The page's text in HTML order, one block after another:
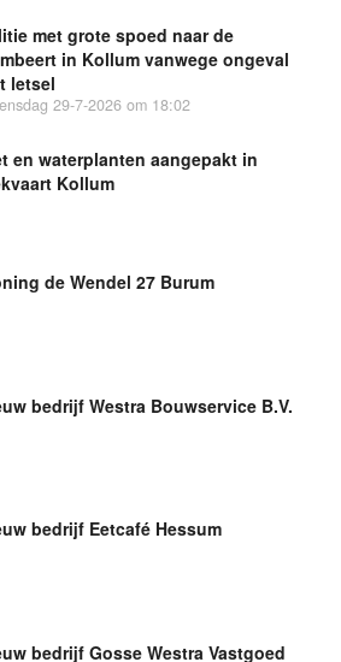
met grote spoed naar de
in Kollum vanwege ongeval
letsel
29-7-2026 om 18:02
en waterplanten aangepakt in
Kollum
de Wendel 27 Burum
bedrijfWestra Bouwservice B.V.
bedrijf Eetcafé Hessum
bedrijfGosse Westra Vastgoed